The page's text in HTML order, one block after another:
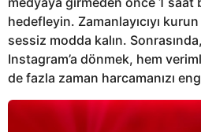
hedefleyin. Zamanlayıcıyı
sessiz modda kalın.
Instagram’a dönmek, hem
de fazla zaman harcamanızı